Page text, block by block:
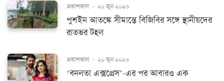
প্রকাশকাল - ২০ জুন ২০২৬
পুশইন আতঙ্কে সীমান্তে বিজিবির সঙ্গে স্থানীয়দের
রাতভর টহল
প্রকাশকাল - ২০ জুন ২০২৬
‘বনলতা এক্সপ্রেস’-এর পর আবারও এক